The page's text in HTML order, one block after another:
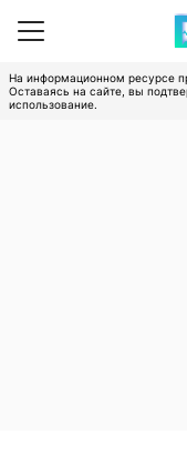
На информационном ресурсе
Оставаясь на сайте, вы
использование.